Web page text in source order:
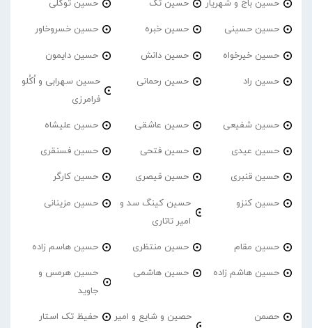
حسین باج و شهریار حسین تک حسین توکلی
حسین حسینی حسین خبره حسین خسروخاور
حسین خیرخواه حسین دانش حسین دایمون
حسین راد حسین رحمانی
حسین سهرابی و اُکُلو
فرامرزی
حسین شفیعی حسین عاشقی حسین علیشاه
حسین عیدی حسین فتحی حسین فسنقری
حسین قنبری حسین قیصری حسین کارگر
حسین کنزو
حسین کینگ سد و
امیر تاتاری
حسین مزینانی
حسین مقام حسین منتظری حسین هاسم زاده
حسین هاشم زاده حسین هاشمی
حسین هرمس و
جاوید
حصمن
حصین و شایع و امیر
حفیظ تک استار